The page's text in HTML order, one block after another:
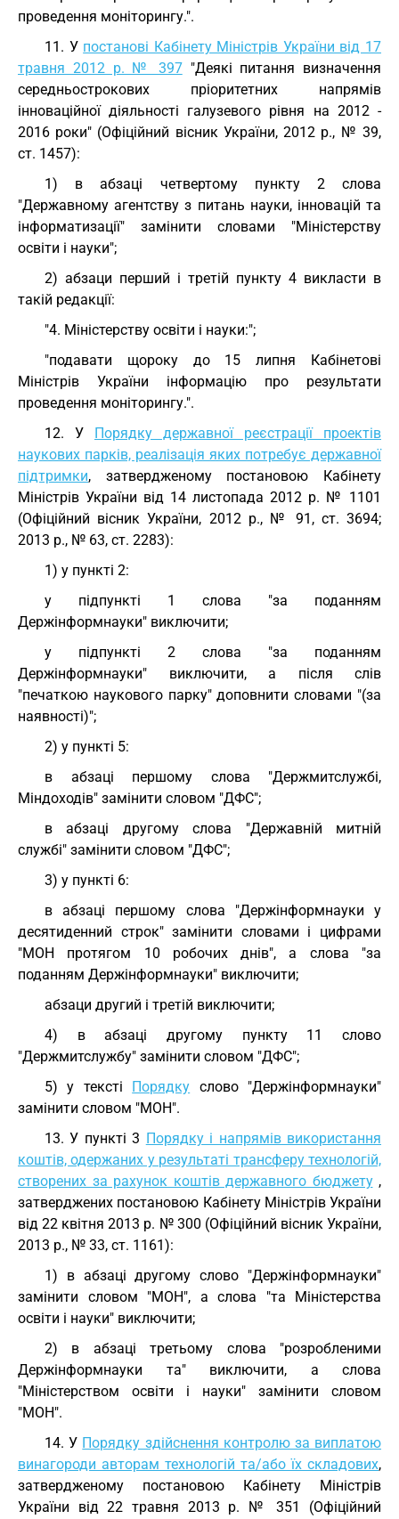
проведення моніторингу.".
11. У постанові Кабінету Міністрів України від 17
травня 2012 р. № 397"Деякі питання визначення
середньострокових пріоритетних напрямів
інноваційної діяльності галузевого рівня на 2012 -
2016 роки" (Офіційний вісник України, 2012 р., № 39,
ст. 1457):
1) в абзаці четвертому пункту 2 слова
"Державному агентству з питань науки, інновацій та
інформатизації" замінити словами "Міністерству
освіти і науки";
2) абзаци перший і третій пункту 4 викласти в
такій редакції:
"4. Міністерству освіти і науки:";
"подавати щороку до 15 липня Кабінетові
Міністрів України інформацію про результати
проведення моніторингу.".
12. У Порядку державної реєстрації проектів
наукових парків, реалізація яких потребує державної
підтримки, затвердженому постановою Кабінету
Міністрів України від 14 листопада 2012 р. № 1101
(Офіційний вісник України, 2012 р., № 91, ст. 3694;
2013 р., № 63, ст. 2283):
1) у пункті 2:
у підпункті 1 слова "за поданням
Держінформнауки" виключити;
у підпункті 2 слова "за поданням
Держінформнауки" виключити, а після слів
"печаткою наукового парку" доповнити словами "(за
наявності)";
2) у пункті 5:
в абзаці першому слова "Держмитслужбі,
Міндоходів" замінити словом "ДФС";
в абзаці другому слова "Державній митній
службі" замінити словом "ДФС";
3) у пункті 6:
в абзаці першому слова "Держінформнауки у
десятиденний строк" замінити словами і цифрами
"МОН протягом 10 робочих днів", а слова "за
поданням Держінформнауки" виключити;
абзаци другий і третій виключити;
4) в абзаці другому пункту 11 слово
"Держмитслужбу" замінити словом "ДФС";
5) у тексті Порядку слово "Держінформнауки"
замінити словом "МОН".
13. У пункті 3 Порядку і напрямів використання
коштів, одержаних у результаті трансферу технологій,
створених за рахунок коштів державного бюджету,
затверджених постановою Кабінету Міністрів України
від 22 квітня 2013 р. № 300 (Офіційний вісник України,
2013 р., № 33, ст. 1161):
1) в абзаці другому слово "Держінформнауки"
замінити словом "МОН", а слова "та Міністерства
освіти і науки" виключити;
2) в абзаці третьому слова "розробленими
Держінформнауки та" виключити, а слова
"Міністерством освіти і науки" замінити словом
"МОН".
14. У Порядку здійснення контролю за виплатою
винагороди авторам технологій та/або їх складових,
затвердженому постановою Кабінету Міністрів
України від 22 травня 2013 р. № 351 (Офіційний